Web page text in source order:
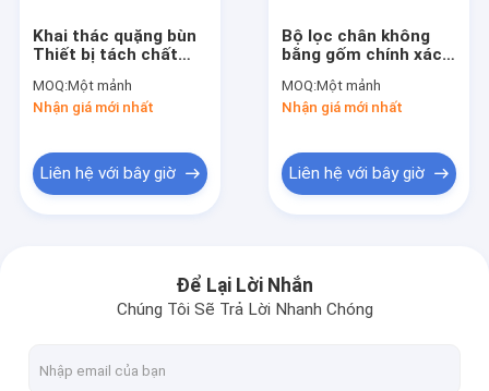
Tham quan nhà máy
Khai thác quặng bùn
Thiết bị tách chất
cao Lọc rõ ràng
MOQ:Một mảnh
Nhận giá mới nhất
Liên hệ với bây giờ
Bộ lọc chân không
bằng gốm chính xác
Khu vực lọc
MOQ:Một mảnh
Nhận giá mới nhất
Liên hệ với bây giờ
Để Lại Lời Nhắn
Chúng Tôi Sẽ Trả Lời Nhanh Chóng